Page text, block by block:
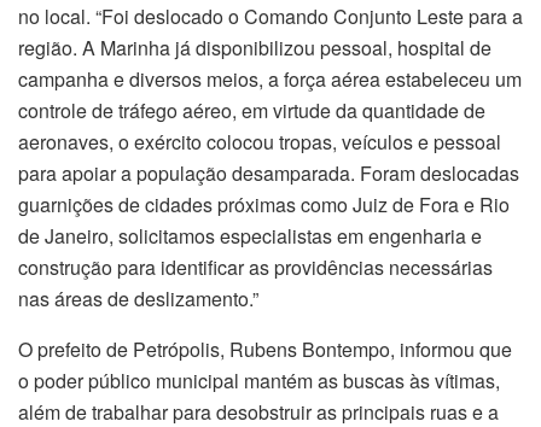
no local. “Foi deslocado o Comando Conjunto Leste para a
região. A Marinha já disponibilizou pessoal, hospital de
campanha e diversos meios, a força aérea estabeleceu um
controle de tráfego aéreo, em virtude da quantidade de
aeronaves, o exército colocou tropas, veículos e pessoal
para apoiar a população desamparada. Foram deslocadas
guarnições de cidades próximas como Juiz de Fora e Rio
de Janeiro, solicitamos especialistas em engenharia e
construção para identificar as providências necessárias
nas áreas de deslizamento.”
O prefeito de Petrópolis, Rubens Bontempo, informou que
o poder público municipal mantém as buscas às vítimas,
além de trabalhar para desobstruir as principais ruas e a